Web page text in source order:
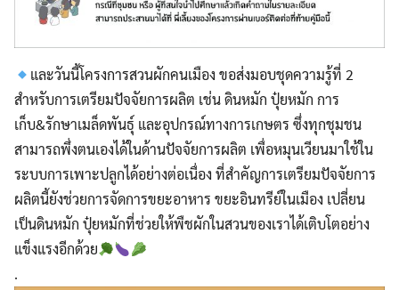
และวันนี้โครงการสวนผักคนเมือง ขอส่งมอบชุดความรู้ที่ 2
สำหรับการเตรียมปัจจัยการผลิต เช่น ดินหมัก ปุ๋ยหมัก การ
เก็บ&รักษาเมล็ดพันธุ์ และอุปกรณ์ทางการเกษตร ซึ่งทุกชุมชน
สามารถพึ่งตนเองได้ในด้านปัจจัยการผลิต เพื่อหมุนเวียนมาใช้ใน
ระบบการเพาะปลูกได้อย่างต่อเนื่อง ที่สำคัญการเตรียมปัจจัยการ
ผลิตนี้ยังช่วยการจัดการขยะอาหาร ขยะอินทรีย์ในเมือง เปลี่ยน
เป็นดินหมัก ปุ๋ยหมักที่ช่วยให้พืชผักในสวนของเราได้เติบโตอย่าง
แข็งแรงอีกด้วย
.